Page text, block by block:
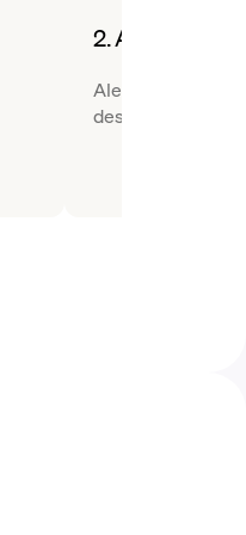
2. Alegeți o
Alegeți USDC ca
destinație.